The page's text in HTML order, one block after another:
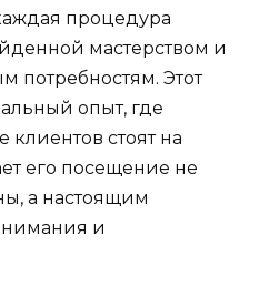
процедура
мастерством и
потребностям. Этот
опыт, где
клиентов стоят на
его посещение не
а настоящим
и